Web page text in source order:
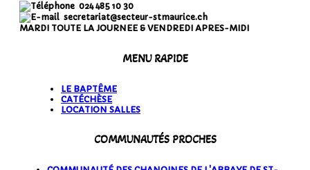
024 485 10 30
secretariat@secteur-stmaurice.ch
MARDI TOUTE LA JOURNEE & VENDREDI APRES-MIDI
MENU RAPIDE
LE BAPTÊME
CATÉCHÈSE
LOCATION SALLES
COMMUNAUTÉS PROCHES